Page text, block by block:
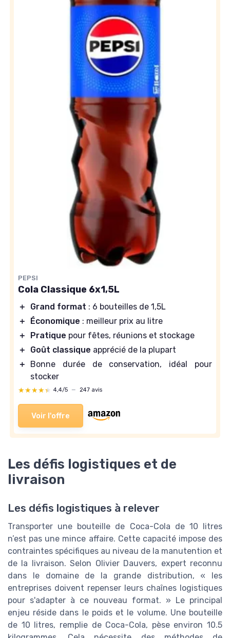
PEPSI
Cola Classique 6x1,5L
＋ Grand format : 6 bouteilles de 1,5L
＋
Économique : meilleur prix au litre
＋
Pratique pour fêtes, réunions et stockage
＋
Goût classique apprécié de la plupart
＋
Bonne durée de conservation, idéal pour
stocker
★★★★★
★★★★★ 4,4/5 — 247 avis
Voir l'offre
Les défis logistiques et de
livraison
Les défis logistiques à relever
Transporter une bouteille de Coca-Cola de 10 litres
n’est pas une mince affaire. Cette capacité impose des
contraintes spécifiques au niveau de la manutention et
de la livraison. Selon Olivier Dauvers, expert reconnu
dans le domaine de la grande distribution, « les
entreprises doivent repenser leurs chaînes logistiques
pour s'adapter à ce nouveau format. » Le principal
enjeu réside dans le poids et le volume. Une bouteille
de 10 litres, remplie de Coca-Cola, pèse environ 10.5